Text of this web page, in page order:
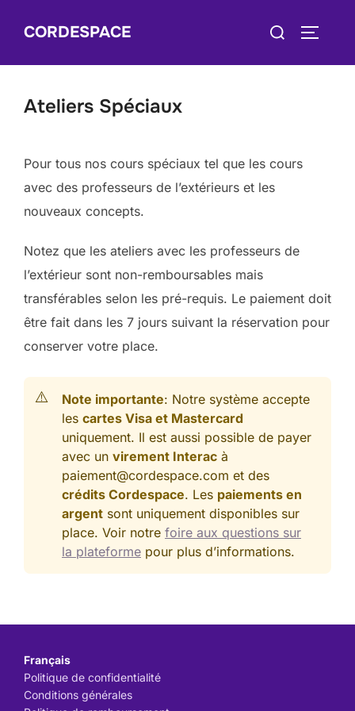
CORDESPACE
Search
Ateliers Spéciaux
Pour tous nos cours spéciaux tel que les cours
avec des professeurs de l’extérieurs et les
nouveaux concepts.
Notez que les ateliers avec les professeurs de
l’extérieur sont non-remboursables mais
transférables selon les pré-requis. Le paiement doit
être fait dans les 7 jours suivant la réservation pour
conserver votre place.
Note importante: Notre système accepte
les cartes Visa et Mastercard
uniquement. Il est aussi possible de payer
avec un virement Interac à
paiement@cordespace.com et des
crédits Cordespace. Les paiements en
argent sont uniquement disponibles sur
place. Voir notre foire aux questions sur
la plateforme pour plus d’informations.
Français
Politique de confidentialité
Conditions générales